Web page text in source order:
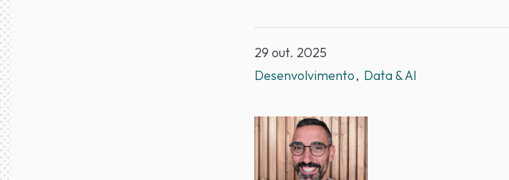
29 out. 2025
Desenvolvimento
Data & AI